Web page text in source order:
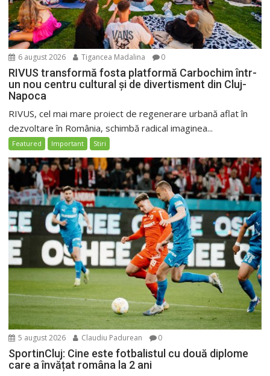
6 august 2026 Tigancea Madalina 0
RIVUS transformă fosta platformă Carbochim într-
un nou centru cultural și de divertisment din Cluj-
Napoca
RIVUS, cel mai mare proiect de regenerare urbană aflat în
dezvoltare în România, schimbă radical imaginea...
Featured Important Stiri
5 august 2026 Claudiu Padurean 0
SportinCluj: Cine este fotbalistul cu două diplome
care a învățat româna la 2 ani